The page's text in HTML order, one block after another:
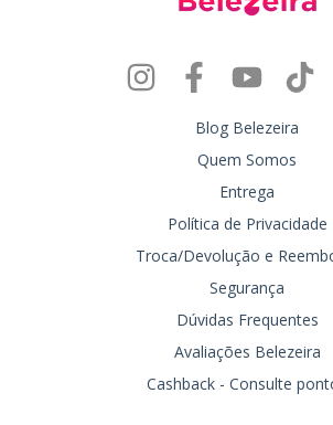
Blog Belezeira
Quem Somos
Entrega
Política de Privacidade
Troca/Devolução e
Segurança
Dúvidas Frequentes
Avaliações Belezeira
Cashback - Consulte